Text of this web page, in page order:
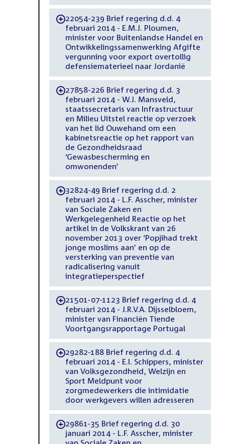
-22054-239 Brief regering d.d. 4
februari 2014 - E.M.J. Ploumen,
minister voor Buitenlandse Handel en
Ontwikkelingssamenwerking Afgifte
vergunning voor export overtollig
defensiematerieel naar Jordanië
-27858-226 Brief regering d.d. 3
februari 2014 - W.J. Mansveld,
staatssecretaris van Infrastructuur
en Milieu Uitstel reactie op verzoek
van het lid Ouwehand om een
kabinetsreactie op het rapport van
de Gezondheidsraad
‘Gewasbescherming en
omwonenden’
-32824-49 Brief regering d.d. 2
februari 2014 - L.F. Asscher, minister
van Sociale Zaken en
Werkgelegenheid Reactie op het
artikel in de Volkskrant van 26
november 2013 over ‘Popjihad trekt
jonge moslims aan’ en op de
versterking van preventie van
radicalisering vanuit
integratieperspectief
-21501-07-1123 Brief regering d.d. 4
februari 2014 - J.R.V.A. Dijsselbloem,
minister van Financiën Tiende
Voortgangsrapportage Portugal
-29282-188 Brief regering d.d. 4
februari 2014 - E.I. Schippers, minister
van Volksgezondheid, Welzijn en
Sport Meldpunt voor
zorgmedewerkers die intimidatie
door werkgevers willen adresseren
-29861-35 Brief regering d.d. 30
januari 2014 - L.F. Asscher, minister